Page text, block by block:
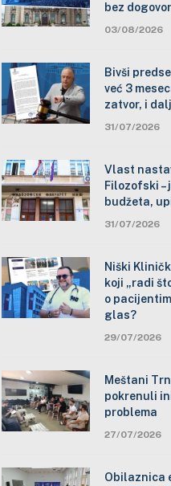
bez
03/08/2026
Bivši
već 3
zatvor, i
31/07/2026
Vlast
Filozofski –
budžeta,
31/07/2026
Niški
koji „radi
o
glas?
29/07/2026
Meštani
pokrenuli
problema
27/07/2026
Obilaznica